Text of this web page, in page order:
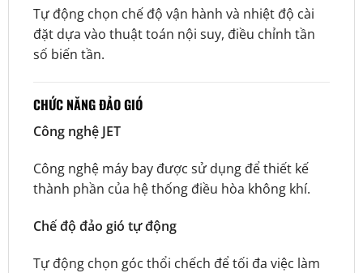
Tự động chọn chế độ vận hành và nhiệt độ cài
đặt dựa vào thuật toán nội suy, điều chỉnh tần
số biến tần.
CHỨC NĂNG ĐẢO GIÓ
Công nghệ JET
Công nghệ máy bay được sử dụng để thiết kế
thành phần của hệ thống điều hòa không khí.
Chế độ đảo gió tự động
Tự động chọn góc thổi chếch để tối đa việc làm